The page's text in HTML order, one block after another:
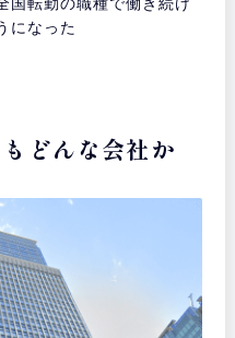
になった
どんな会社か